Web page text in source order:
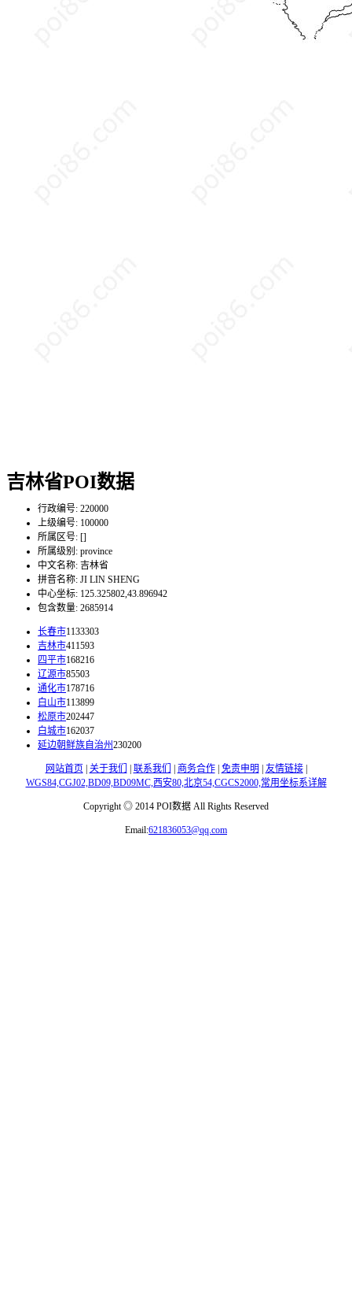
吉林省POI数据
行政编号: 220000
上级编号: 100000
所属区号: []
所属级别: province
中文名称: 吉林省
拼音名称: JI LIN SHENG
中心坐标: 125.325802,43.896942
包含数量: 2685914
长春市1133303
吉林市411593
四平市168216
辽源市85503
通化市178716
白山市113899
松原市202447
白城市162037
延边朝鲜族自治州230200
网站首页 关于我们 联系我们 商务合作| 免责申明 友情链接|
WGS84,CGJ02,BD09,BD09MC,西安80,北京54,CGCS2000,常用坐标系详解
Copyright ◎ 2014 POI数据 All Rights Reserved
Email:621836053@qq.com